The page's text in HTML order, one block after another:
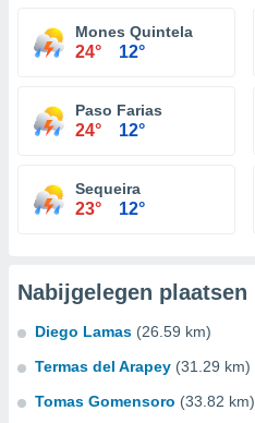
Mones Quintela
24° 12°
Paso Farias
24° 12°
Sequeira
23° 12°
Nabijgelegen plaatsen
Diego Lamas (26.59 km)
Termas del Arapey (31.29 km)
Tomas Gomensoro (33.82 km)